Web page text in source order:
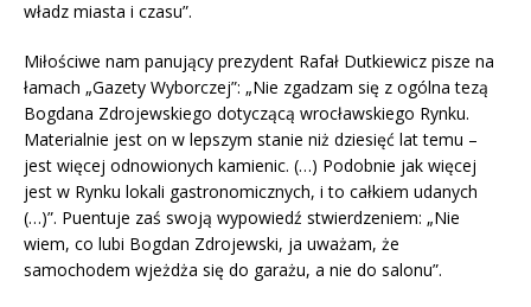
władz miasta i czasu”.
Miłościwe nam panujący prezydent Rafał Dutkiewicz pisze na
łamach „Gazety Wyborczej”: „Nie zgadzam się z ogólna tezą
Bogdana Zdrojewskiego dotyczącą wrocławskiego Rynku.
Materialnie jest on w lepszym stanie niż dziesięć lat temu –
jest więcej odnowionych kamienic. (…) Podobnie jak więcej
jest w Rynku lokali gastronomicznych, i to całkiem udanych
(…)”. Puentuje zaś swoją wypowiedź stwierdzeniem: „Nie
wiem, co lubi Bogdan Zdrojewski, ja uważam, że
samochodem wjeżdża się do garażu, a nie do salonu”.